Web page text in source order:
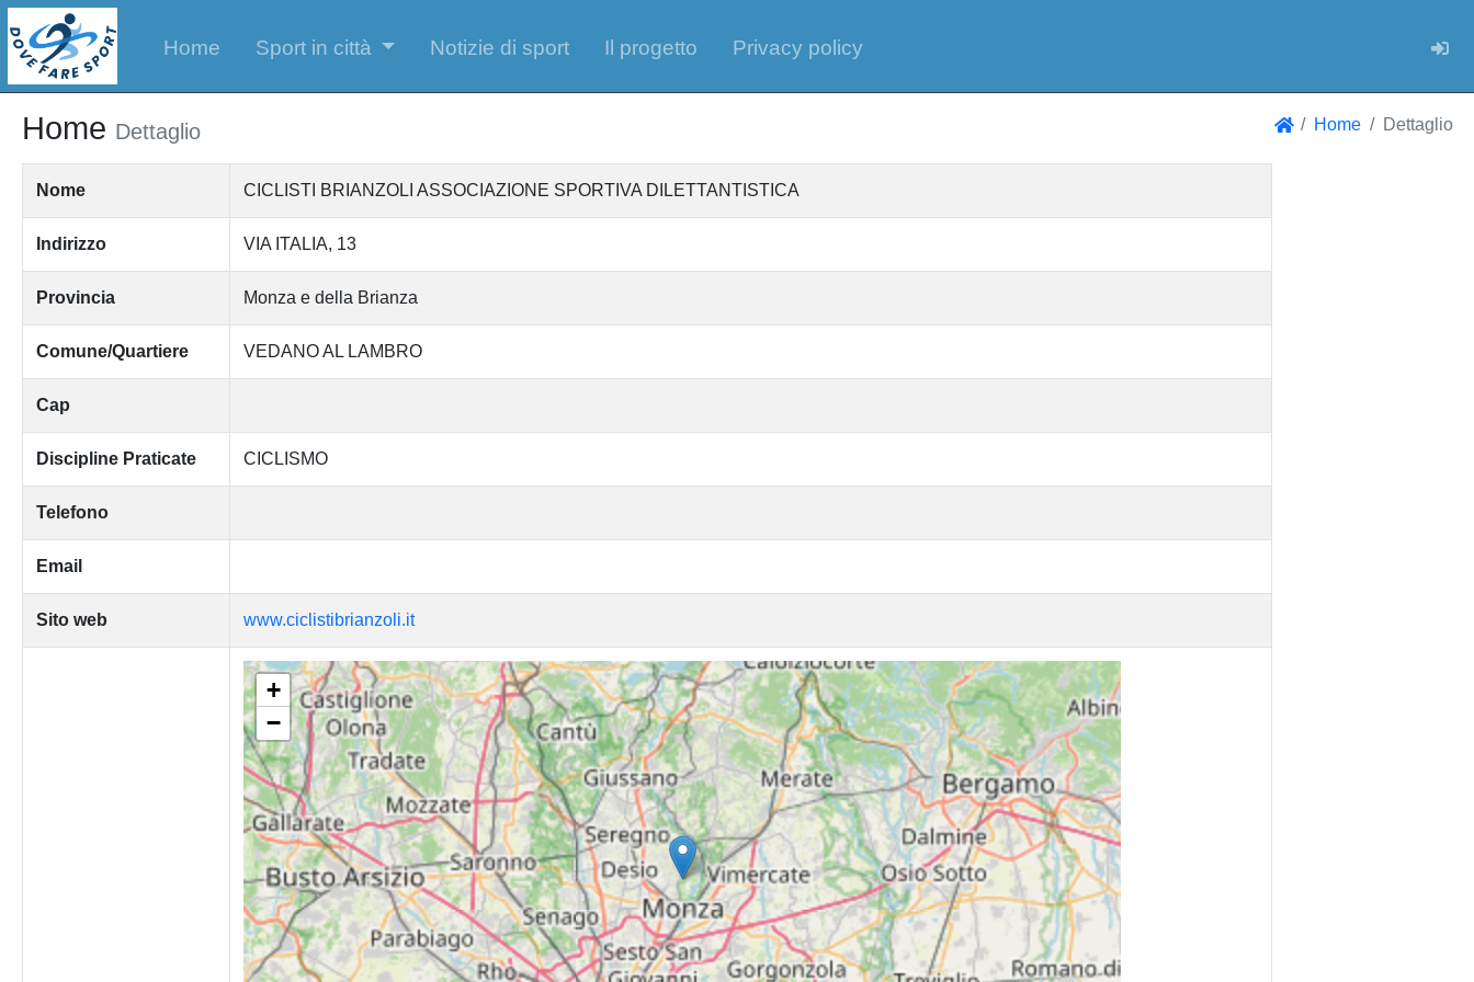
Home Sport in città Notizie di sport Il progetto Privacy policy
Home Dettaglio Home Dettaglio
Nome CICLISTI BRIANZOLI ASSOCIAZIONE SPORTIVA DILETTANTISTICA
Indirizzo VIA ITALIA, 13
Provincia Monza e della Brianza
Comune/Quartiere VEDANO AL LAMBRO
Cap
Discipline Praticate CICLISMO
Telefono
Email
Sito web www.ciclistibrianzoli.it
+
−